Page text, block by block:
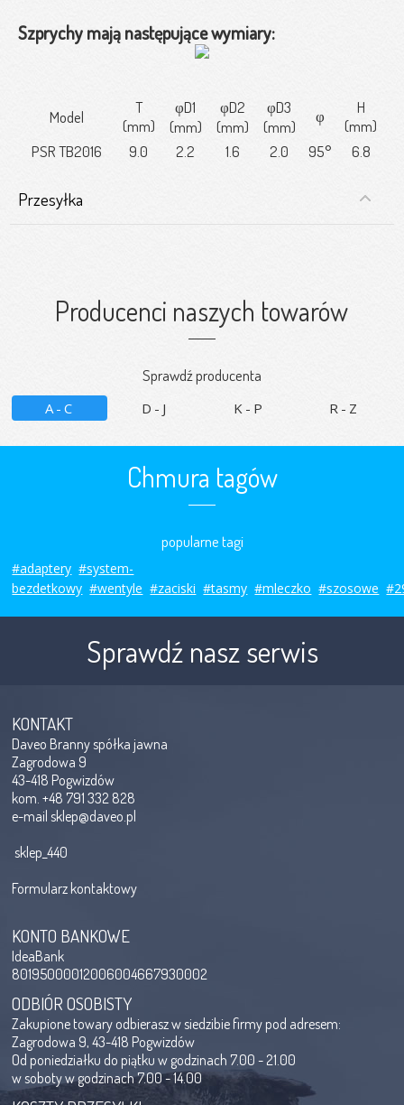
Szprychy mają następujące wymiary:
Model
T
(mm)
φD1
(mm)
φD2
(mm)
φD3
(mm)
φ
H
(mm)
PSR TB2016
9.0 2.2 1.6 2.0 95° 6.8
Przesyłka
Producenci naszych towarów
Sprawdź producenta
A-C D-J K-P R-Z
Chmura tagów
popularne tagi
#adaptery #system-
bezdetkowy #wentyle #zaciski #tasmy #mleczko #szosowe
Sprawdź nasz serwis
KONTAKT
Daveo Branny spółka jawna
Zagrodowa 9
43-418 Pogwizdów
kom. +48 791 332 828
e-mailsklep@daveo.pl
sklep_440
Formularz kontaktowy
KONTO BANKOWE
IdeaBank
80195000012006004667930002
ODBIÓR OSOBISTY
Zakupione towary odbierasz w siedzibie firmy pod adresem:
Zagrodowa 9, 43-418 Pogwizdów
Od poniedziałku do piątku w godzinach 7.00 - 21.00
w soboty w godzinach 7.00 - 14.00